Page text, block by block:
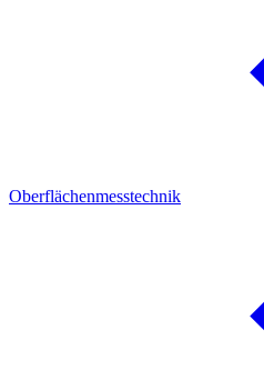
Oberflächenmesstechnik